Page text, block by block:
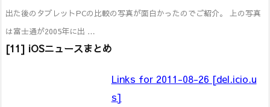
出た後のタブレットPCの比較の写真が面白かったのでご紹介。 上の写真
は富士通が2005年に出 …
[11] iOSニュースまとめ
Links for 2011-08-26 [del.icio.u
s]